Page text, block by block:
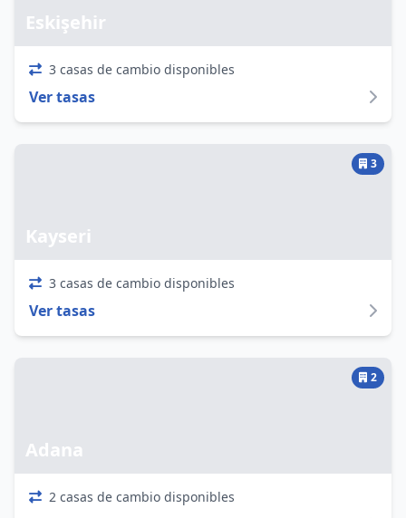
Eskişehir
3 casas de cambio disponibles
Ver tasas
Kayseri
3
3 casas de cambio disponibles
Ver tasas
Adana
2
2 casas de cambio disponibles